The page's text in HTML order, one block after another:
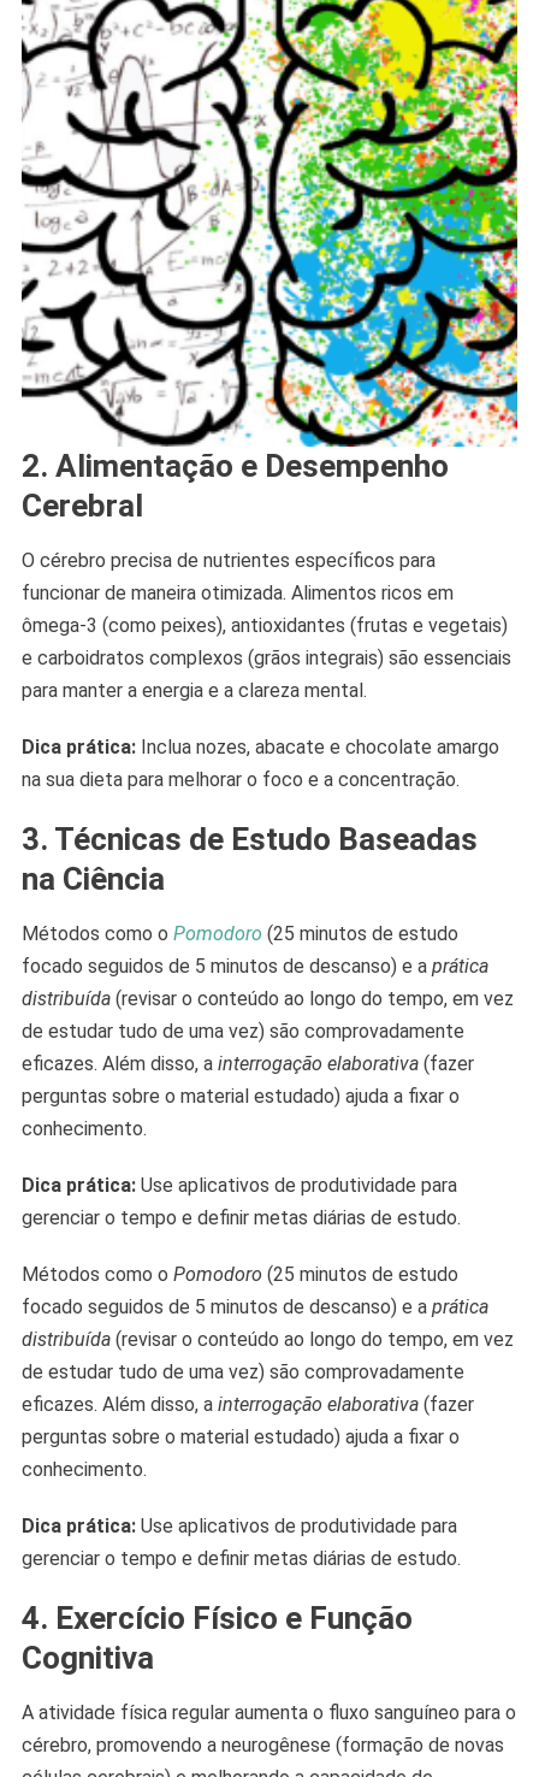
2. Alimentação e Desempenho
Cerebral
O cérebro precisa de nutrientes específicos para
funcionar de maneira otimizada. Alimentos ricos em
ômega-3 (como peixes), antioxidantes (frutas e vegetais)
e carboidratos complexos (grãos integrais) são essenciais
para manter a energia e a clareza mental.
Dica prática:Inclua nozes, abacate e chocolate amargo
na sua dieta para melhorar o foco e a concentração.
3. Técnicas de Estudo Baseadas
na Ciência
Métodos como o Pomodoro (25 minutos de estudo
focado seguidos de 5 minutos de descanso) e a prática
distribuída(revisar o conteúdo ao longo do tempo, em vez
de estudar tudo de uma vez) são comprovadamente
eficazes. Além disso, a interrogação elaborativa(fazer
perguntas sobre o material estudado) ajuda a fixar o
conhecimento.
Dica prática:Use aplicativos de produtividade para
gerenciar o tempo e definir metas diárias de estudo.
Métodos como o Pomodoro (25 minutos de estudo
focado seguidos de 5 minutos de descanso) e a prática
distribuída(revisar o conteúdo ao longo do tempo, em vez
de estudar tudo de uma vez) são comprovadamente
eficazes. Além disso, a interrogação elaborativa(fazer
perguntas sobre o material estudado) ajuda a fixar o
conhecimento.
Dica prática:Use aplicativos de produtividade para
gerenciar o tempo e definir metas diárias de estudo.
4. Exercício Físico e Função
Cognitiva
A atividade física regular aumenta o fluxo sanguíneo para o
cérebro, promovendo a neurogênese (formação de novas